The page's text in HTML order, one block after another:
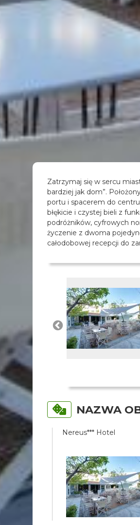
Zatrzymaj się w sercu
bardziej jak dom”.
portu i spacerem do
błękicie i czystej bieli z
podróżników, cyfrowych
życzenie z dwoma
całodobowej recepcji do
NAZWA
Nereus*** Hotel